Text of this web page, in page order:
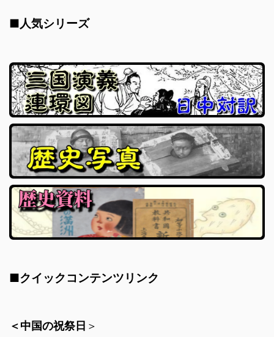
■人気シリーズ
■クイックコンテンツリンク
＜中国の祝祭日 ＞